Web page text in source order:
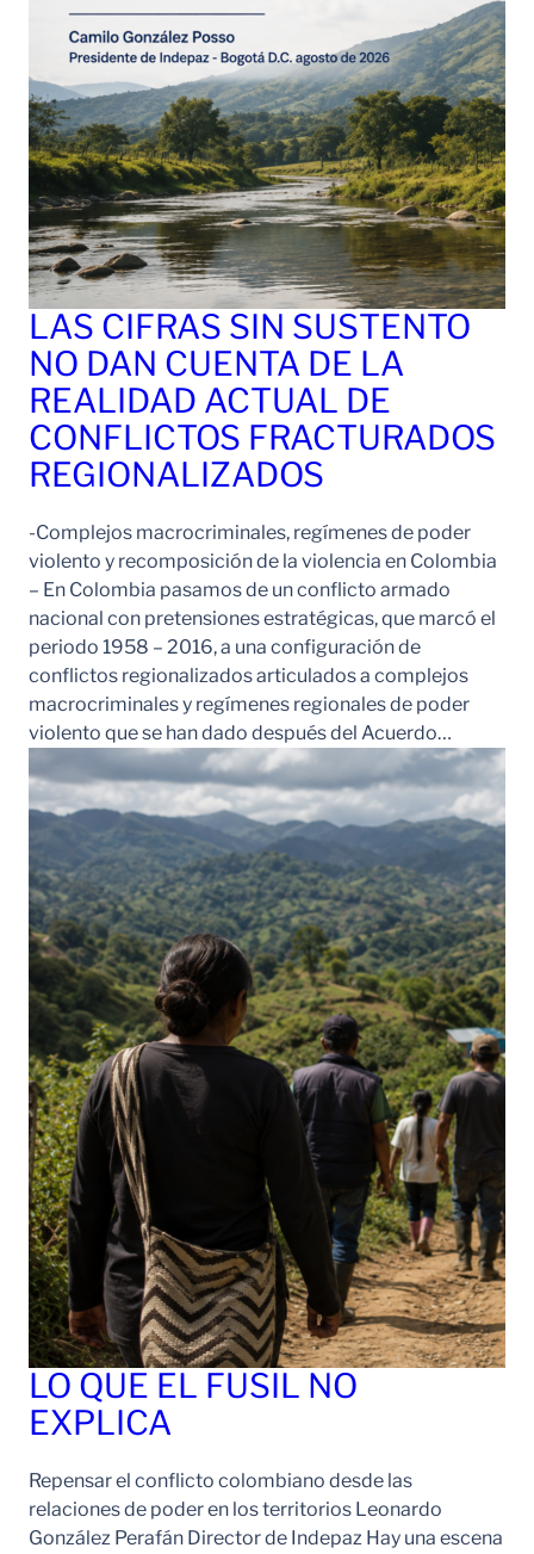
LAS CIFRAS SIN SUSTENTO
NO DAN CUENTA DE LA
REALIDAD ACTUAL DE
CONFLICTOS FRACTURADOS
REGIONALIZADOS
-Complejos macrocriminales, regímenes de poder
violento y recomposición de la violencia en Colombia
– En Colombia pasamos de un conflicto armado
nacional con pretensiones estratégicas, que marcó el
periodo 1958 – 2016, a una configuración de
conflictos regionalizados articulados a complejos
macrocriminales y regímenes regionales de poder
violento que se han dado después del Acuerdo…
LO QUE EL FUSIL NO
EXPLICA
Repensar el conflicto colombiano desde las
relaciones de poder en los territorios Leonardo
González Perafán Director de Indepaz Hay una escena